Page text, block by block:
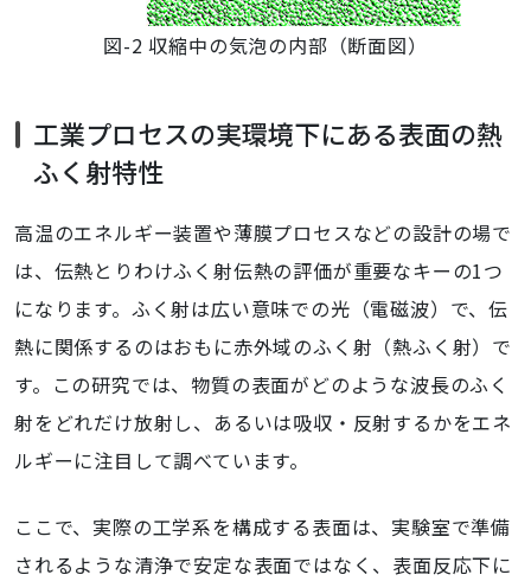
図-2 収縮中の気泡の内部（断面図）
工業プロセスの実環境下にある表面の熱
ふく射特性
高温のエネルギー装置や薄膜プロセスなどの設計の場で
は、伝熱とりわけふく射伝熱の評価が重要なキーの1つ
になります。ふく射は広い意味での光（電磁波）で、伝
熱に関係するのはおもに赤外域のふく射（熱ふく射）で
す。この研究では、物質の表面がどのような波長のふく
射をどれだけ放射し、あるいは吸収・反射するかをエネ
ルギーに注目して調べています。
ここで、実際の工学系を構成する表面は、実験室で準備
されるような清浄で安定な表面ではなく、表面反応下に